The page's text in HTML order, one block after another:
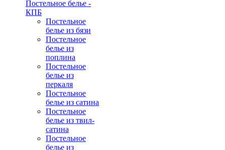
Постельное белье -
КПБ
Постельное
белье из бязи
Постельное
белье из
поплина
Постельное
белье из
перкаля
Постельное
белье из сатина
Постельное
белье из твил-
сатина
Постельное
белье из